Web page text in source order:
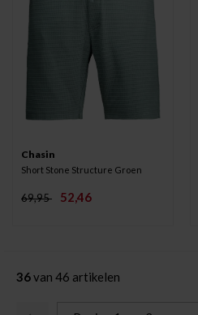
Chasin
Short Stone Structure Groen
69,95 52,46
36van 46 artikelen